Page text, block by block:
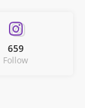
659
Follow